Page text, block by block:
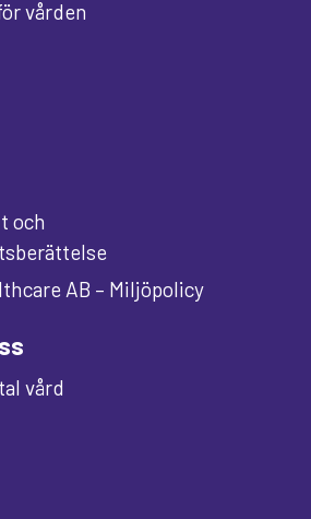
vården
och
AB – Miljöpolicy
vård